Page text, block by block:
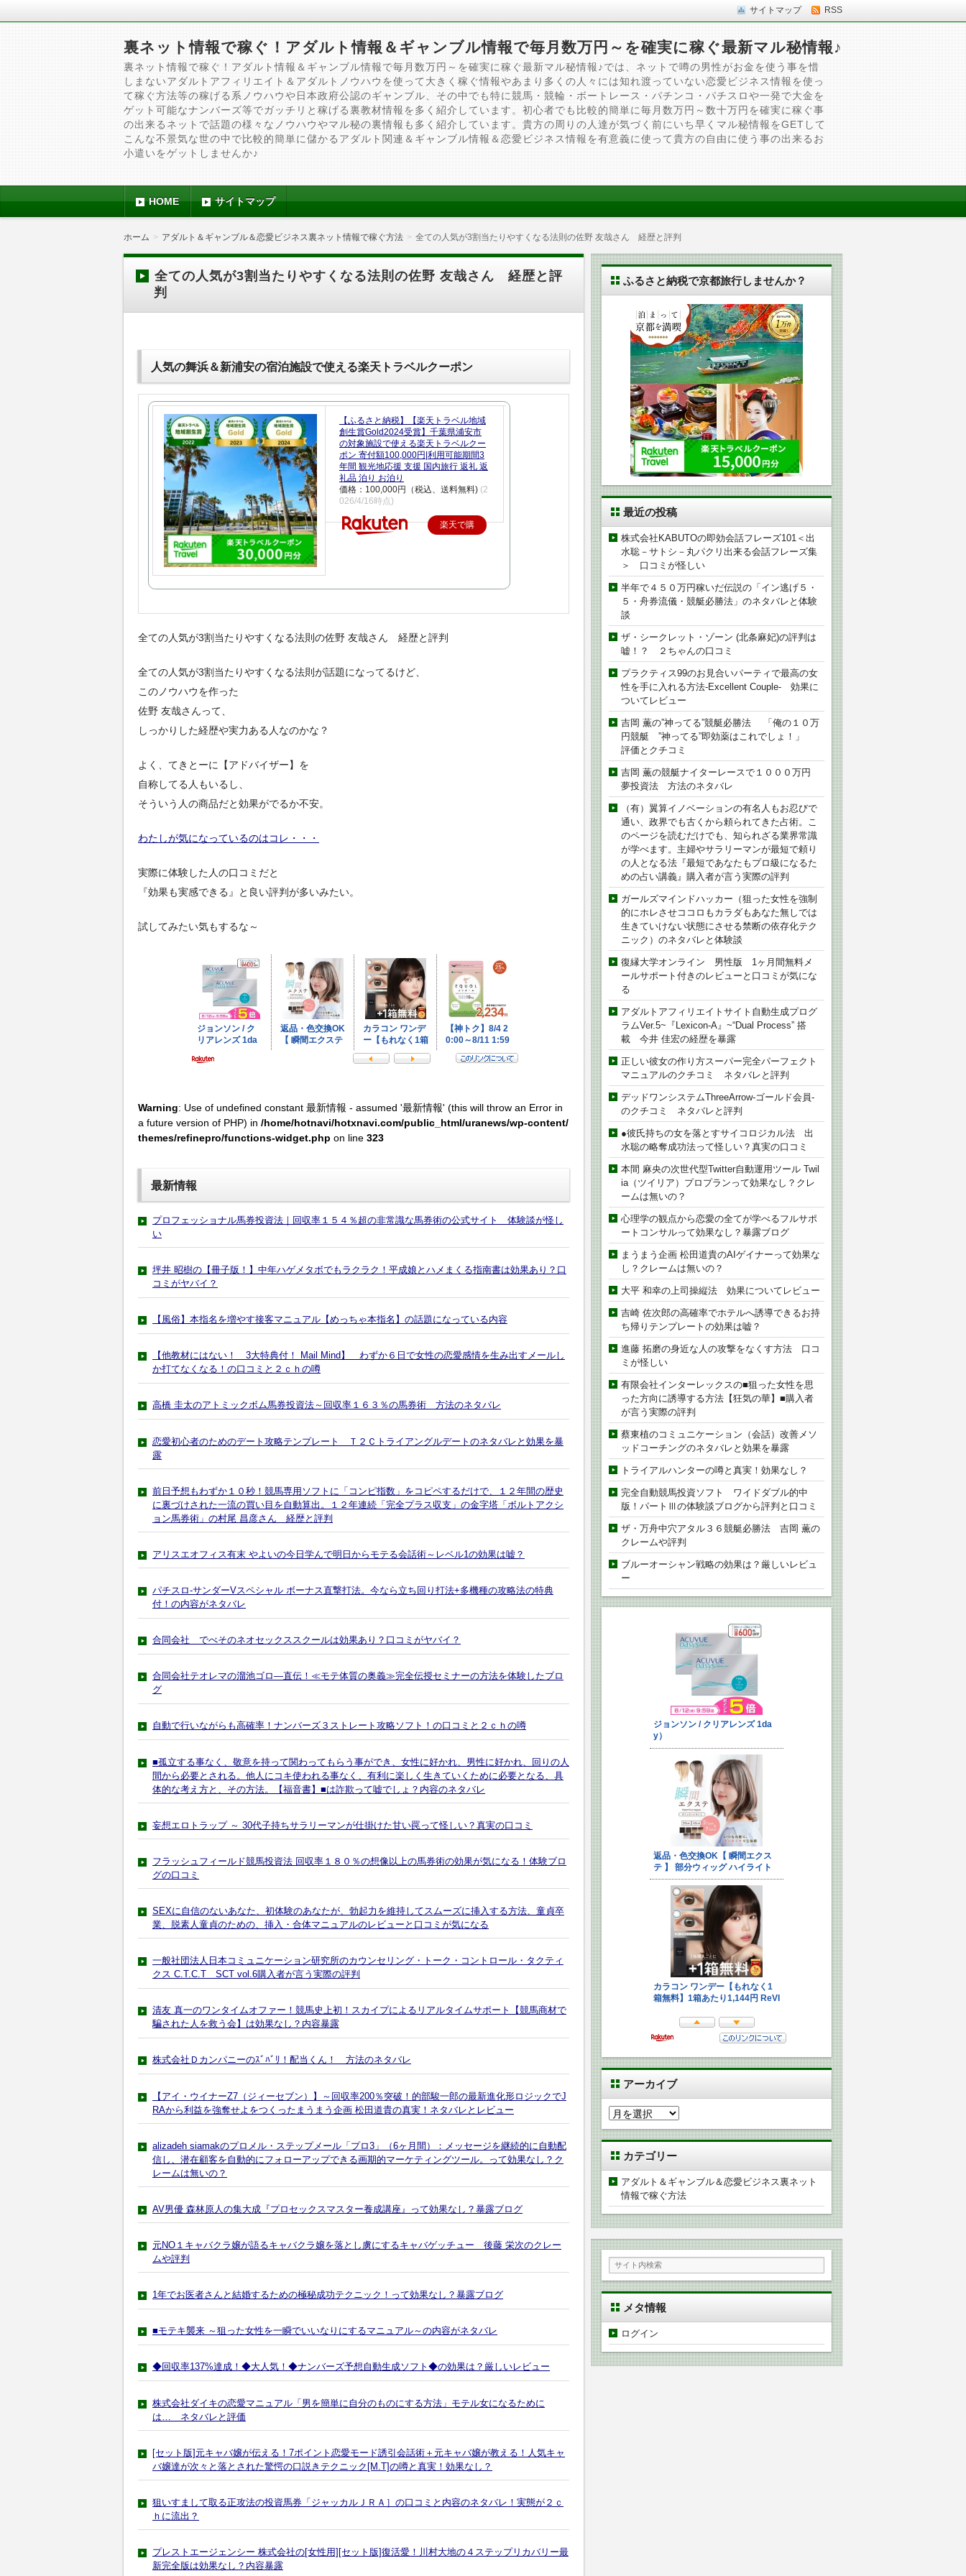
サイトマップ RSS
裏ネット情報で稼ぐ！アダルト情報＆ギャンブル情報で毎月数万円～を確実に稼ぐ最新マル秘情報♪
裏ネット情報で稼ぐ！アダルト情報＆ギャンブル情報で毎月数万円～を確実に稼ぐ最新マル秘情報♪では、ネットで噂の男性がお金を使う事を惜
しまないアダルトアフィリエイト＆アダルトノウハウを使って大きく稼ぐ情報やあまり多くの人々には知れ渡っていない恋愛ビジネス情報を使っ
て稼ぐ方法等の稼げる系ノウハウや日本政府公認のギャンブル、その中でも特に競馬・競輪・ボートレース・パチンコ・パチスロや一発で大金を
ゲット可能なナンバーズ等でガッチリと稼げる裏教材情報を多く紹介しています。初心者でも比較的簡単に毎月数万円～数十万円を確実に稼ぐ事
の出来るネットで話題の様々なノウハウやマル秘の裏情報も多く紹介しています。貴方の周りの人達が気づく前にいち早くマル秘情報をGETして
こんな不景気な世の中で比較的簡単に儲かるアダルト関連＆ギャンブル情報＆恋愛ビジネス情報を有意義に使って貴方の自由に使う事の出来るお
小遣いをゲットしませんか♪
HOME サイトマップ
ホーム アダルト＆ギャンブル＆恋愛ビジネス裏ネット情報で稼ぐ方法 全ての人気が3割当たりやすくなる法則の佐野 友哉さん 経歴と評判
全ての人気が3割当たりやすくなる法則の佐野 友哉さん 経歴と評
判
人気の舞浜＆新浦安の宿泊施設で使える楽天トラベルクーポン
【ふるさと納税】【楽天トラベル地域
創生賞Gold2024受賞】千葉県浦安市
の対象施設で使える楽天トラベルクー
ポン 寄付額100,000円|利用可能期間3
年間 観光地応援 支援 国内旅行 返礼 返
礼品 泊り お泊り
価格：100,000円（税込、送料無料) (2
026/4/16時点)
楽天で購
全ての人気が3割当たりやすくなる法則の佐野 友哉さん 経歴と評判
全ての人気が3割当たりやすくなる法則が話題になってるけど、
このノウハウを作った
佐野 友哉さんって、
しっかりした経歴や実力ある人なのかな？
よく、てきとーに【アドバイザー】を
自称してる人もいるし、
そういう人の商品だと効果がでるか不安。
わたしが気になっているのはコレ・・・
実際に体験した人の口コミだと
『効果も実感できる』と良い評判が多いみたい。
試してみたい気もするな～
Warning: Use of undefined constant 最新情報 - assumed '最新情報' (this will throw an Error in
a future version of PHP) in /home/hotnavi/hotxnavi.com/public_html/uranews/wp-content/
themes/refinepro/functions-widget.php on line 323
最新情報
プロフェッショナル馬券投資法｜回収率１５４％超の非常識な馬券術の公式サイト 体験談が怪し
い
坪井 昭樹の【冊子版！】中年ハゲメタボでもラクラク！平成娘とハメまくる指南書は効果あり？口
コミがヤバイ？
【風俗】本指名を増やす接客マニュアル【めっちゃ本指名】の話題になっている内容
【他教材にはない！ 3大特典付！ Mail Mind】 わずか６日で女性の恋愛感情を生み出すメールし
か打てなくなる！の口コミと２ｃｈの噂
高橋 圭太のアトミックボム馬券投資法～回収率１６３％の馬券術 方法のネタバレ
恋愛初心者のためのデート攻略テンプレート Ｔ２Ｃトライアングルデートのネタバレと効果を暴
露
前日予想もわずか１０秒！競馬専用ソフトに「コンピ指数」をコピペするだけで、１２年間の歴史
に裏づけされた一流の買い目を自動算出。１２年連続「完全プラス収支」の金字塔「ボルトアクシ
ョン馬券術」の村尾 昌彦さん 経歴と評判
アリスエオフィス有末 やよいの今日学んで明日からモテる会話術～レベル1の効果は嘘？
パチスロ-サンダーVスペシャル ボーナス直撃打法。今なら立ち回り打法+多機種の攻略法の特典
付！の内容がネタバレ
合同会社 でべそのネオセックススクールは効果あり？口コミがヤバイ？
合同会社テオレマの溜池ゴロ―直伝！≪モテ体質の奥義≫完全伝授セミナーの方法を体験したブロ
グ
自動で行いながらも高確率！ナンバーズ３ストレート攻略ソフト！の口コミと２ｃｈの噂
■孤立する事なく、敬意を持って関わってもらう事ができ、女性に好かれ、男性に好かれ、回りの人
間から必要とされる。他人にコキ使われる事なく、有利に楽しく生きていくために必要となる、具
体的な考え方と、その方法。【福音書】■は詐欺って嘘でしょ？内容のネタバレ
妄想エロトラップ ～ 30代子持ちサラリーマンが仕掛けた甘い罠って怪しい？真実の口コミ
フラッシュフィールド競馬投資法 回収率１８０％の想像以上の馬券術の効果が気になる！体験ブロ
グの口コミ
SEXに自信のないあなた、初体験のあなたが、勃起力を維持してスムーズに挿入する方法、童貞卒
業、脱素人童貞のための、挿入・合体マニュアルのレビューと口コミが気になる
一般社団法人日本コミュニケーション研究所のカウンセリング・トーク・コントロール・タクティ
クス C.T.C.T SCT vol.6購入者が言う実際の評判
清友 真一のワンタイムオファー！競馬史上初！スカイプによるリアルタイムサポート【競馬商材で
騙された人を救う会】は効果なし？内容暴露
株式会社Ｄカンパニーのｽﾞﾊﾞﾘ！配当くん！ 方法のネタバレ
【アイ・ウイナーZ7（ジィーセブン）】～回収率200％突破！的部駿一郎の最新進化形ロジックでJ
RAから利益を強奪せよをつくったまうまう企画 松田道貴の真実！ネタバレとレビュー
alizadeh siamakのプロメル・ステップメール「プロ3」（6ヶ月間）：メッセージを継続的に自動配
信し、潜在顧客を自動的にフォローアップできる画期的マーケティングツール。って効果なし？ク
レームは無いの？
AV男優 森林原人の集大成『プロセックスマスター養成講座』って効果なし？暴露ブログ
元NO１キャバクラ嬢が語るキャバクラ嬢を落とし虜にするキャバゲッチュー 後藤 栄次のクレー
ムや評判
1年でお医者さんと結婚するための極秘成功テクニック！って効果なし？暴露ブログ
■モテキ襲来 ～狙った女性を一瞬でいいなりにするマニュアル～の内容がネタバレ
◆回収率137%達成！◆大人気！◆ナンバーズ予想自動生成ソフト◆の効果は？厳しいレビュー
株式会社ダイキの恋愛マニュアル「男を簡単に自分のものにする方法」モテル女になるために
は… ネタバレと評価
[セット版]元キャバ嬢が伝える！7ポイント恋愛モード誘引会話術＋元キャバ嬢が教える！人気キャ
バ嬢達が次々と落とされた驚愕の口説きテクニック[M.T]の噂と真実！効果なし？
狙いすまして取る正攻法の投資馬券「ジャッカルＪＲＡ］の口コミと内容のネタバレ！実態が２ｃ
ｈに流出？
プレストエージェンシー 株式会社の[女性用][セット版]復活愛！川村大地の４ステップリカバリー最
新完全版は効果なし？内容暴露
ふるさと納税で京都旅行しませんか？
最近の投稿
株式会社KABUTOの即効会話フレーズ101＜出
水聡－サトシ－丸パクリ出来る会話フレーズ集
＞ 口コミが怪しい
半年で４５０万円稼いだ伝説の「イン逃げ５・
５・舟券流儀・競艇必勝法」のネタバレと体験
談
ザ・シークレット・ゾーン (北条麻妃)の評判は
嘘！？ ２ちゃんの口コミ
プラクティス99のお見合いパーティで最高の女
性を手に入れる方法-Excellent Couple- 効果に
ついてレビュー
吉岡 薫の”神ってる”競艇必勝法 「俺の１０万
円競艇 ”神ってる”即効薬はこれでしょ！」
評価とクチコミ
吉岡 薫の競艇ナイターレースで１０００万円
夢投資法 方法のネタバレ
（有）翼算イノベーションの有名人もお忍びで
通い、政界でも古くから頼られてきた占術。こ
のページを読むだけでも、知られざる業界常識
が学べます。主婦やサラリーマンが最短で頼り
の人となる法『最短であなたもプロ級になるた
めの占い講義』購入者が言う実際の評判
ガールズマインドハッカー（狙った女性を強制
的にホレさせココロもカラダもあなた無しでは
生きていけない状態にさせる禁断の依存化テク
ニック）のネタバレと体験談
復縁大学オンライン 男性版 1ヶ月間無料メ
ールサポート付きのレビューと口コミが気にな
る
アダルトアフィリエイトサイト自動生成プログ
ラムVer.5~『Lexicon-A』~“Dual Process” 搭
載 今井 佳宏の経歴を暴露
正しい彼女の作り方スーパー完全パーフェクト
マニュアルのクチコミ ネタバレと評判
デッドワンシステムThreeArrow-ゴールド会員-
のクチコミ ネタバレと評判
●彼氏持ちの女を落とすサイコロジカル法 出
水聡の略奪成功法って怪しい？真実の口コミ
本間 麻央の次世代型Twitter自動運用ツール Twil
ia（ツイリア）プロプランって効果なし？クレ
ームは無いの？
心理学の観点から恋愛の全てが学べるフルサポ
ートコンサルって効果なし？暴露ブログ
まうまう企画 松田道貴のAIゲイナーって効果な
し？クレームは無いの？
大平 和幸の上司操縦法 効果についてレビュー
吉崎 佐次郎の高確率でホテルへ誘導できるお持
ち帰りテンプレートの効果は嘘？
進藤 拓磨の身近な人の攻撃をなくす方法 口コ
ミが怪しい
有限会社インターレックスの■狙った女性を思
った方向に誘導する方法【狂気の華】■購入者
が言う実際の評判
蔡東植のコミュニケーション（会話）改善メソ
ッドコーチングのネタバレと効果を暴露
トライアルハンターの噂と真実！効果なし？
完全自動競馬投資ソフト ワイドダブル的中
版！パートⅢの体験談ブログから評判と口コミ
ザ・万舟中穴アタル３６競艇必勝法 吉岡 薫の
クレームや評判
ブルーオーシャン戦略の効果は？厳しいレビュ
ー
アーカイブ
ア
ー
カ
イ
ブ
カテゴリー
アダルト＆ギャンブル＆恋愛ビジネス裏ネット
情報で稼ぐ方法
メタ情報
ログイン